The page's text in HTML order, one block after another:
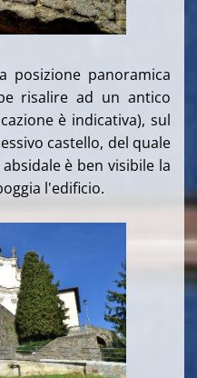
posizione panoramica
risalire ad un antico
è indicativa), sul
castello, del quale
è ben visibile la
l'edificio.